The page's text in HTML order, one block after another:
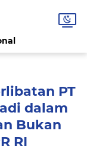
PT
dalam
Bukan
RI